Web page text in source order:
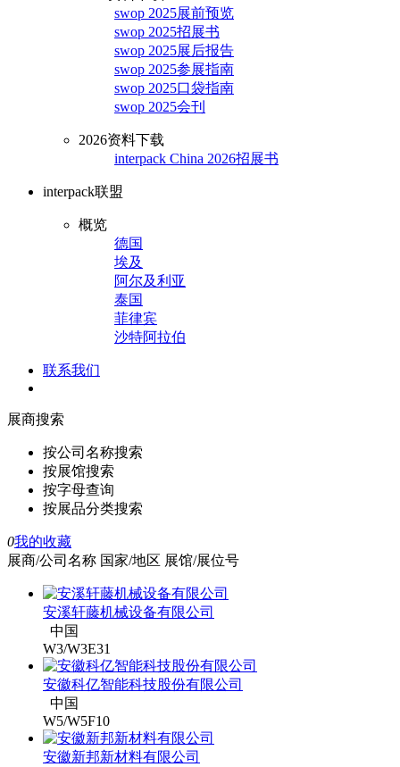
swop 2025展前预览
swop 2025招展书
swop 2025展后报告
swop 2025参展指南
swop 2025口袋指南
swop 2025会刊
2026资料下载
interpack China 2026招展书
interpack联盟
概览
德国
埃及
阿尔及利亚
泰国
菲律宾
沙特阿拉伯
联系我们
展商搜索
按公司名称搜索
按展馆搜索
按字母查询
按展品分类搜索
0我的收藏
展商/公司名称 国家/地区 展馆/展位号
安溪轩藤机械设备有限公司
中国
W3/W3E31
安徽科亿智能科技股份有限公司
中国
W5/W5F10
安徽新邦新材料有限公司